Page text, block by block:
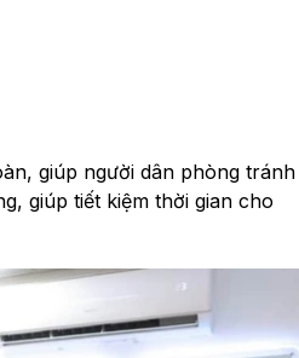
giúp người dân phòng tránh
giúp tiết kiệm thời gian cho